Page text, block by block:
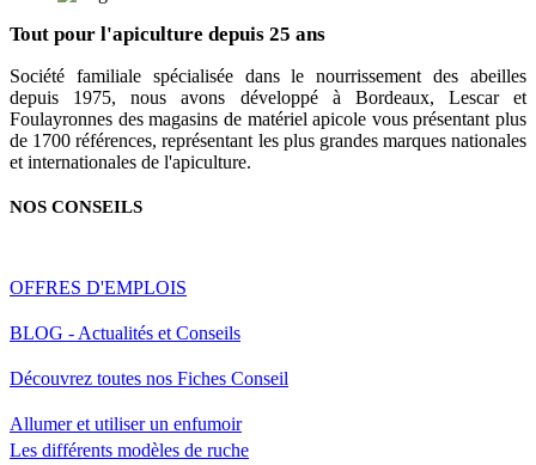
Tout pour l'apiculture depuis 25 ans
Société familiale spécialisée dans le nourrissement des abeilles
depuis 1975, nous avons développé à Bordeaux, Lescar et
Foulayronnes des magasins de matériel apicole vous présentant plus
de 1700 références, représentant les plus grandes marques nationales
et internationales de l'apiculture.
NOS CONSEILS
OFFRES D'EMPLOIS
BLOG - Actualités et Conseils
Découvrez toutes nos Fiches Conseil
Allumer et utiliser un enfumoir
Les différents modèles de ruche